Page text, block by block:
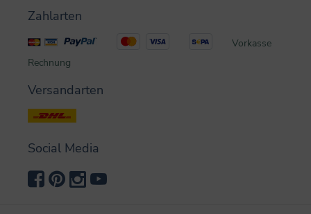
Zahlarten
Vorkasse
Rechnung
Versandarten
Social Media